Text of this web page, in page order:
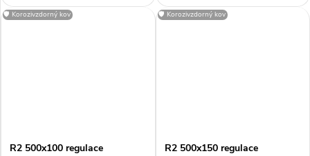
průtoku vzduchu. Regulace je
určena pro
průtoku vzduchu. Regulace je
určena pro
🛡️ Korozivzdorný kov
R2 500x100 regulace
🛡️ Korozivzdorný kov
R2 500x150 regulace